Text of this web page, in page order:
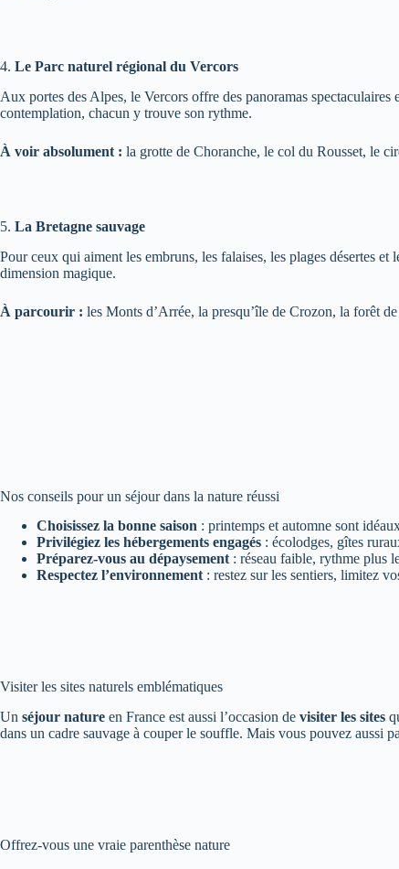
4. Le Parc naturel régional du Vercors
Aux portes des Alpes, le Vercors offre des panoramas
contemplation, chacun y trouve son rythme.
À voir absolument : la grotte de Choranche, le col du Rousset, le
5. La Bretagne sauvage
Pour ceux qui aiment les embruns, les falaises, les plages désertes
dimension magique.
À parcourir : les Monts d’Arrée, la presqu’île de Crozon, la forêt
Nos conseils pour un séjour dans la nature réussi
Choisissez la bonne saison : printemps et automne sont
Privilégiez les hébergements engagés : écolodges, gîtes
Préparez-vous au dépaysement : réseau faible, rythme plus
Respectez l’environnement : restez sur les sentiers, limitez
Visiter les sites naturels emblématiques
Un séjour nature en France est aussi l’occasion de visiter les sites
dans un cadre sauvage à couper le souffle. Mais vous pouvez aussi
Offrez-vous une vraie parenthèse nature